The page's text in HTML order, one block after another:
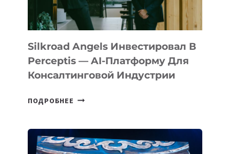
Silkroad Angels Инвестировал В
Perceptis — AI-Платформу Для
Консалтинговой Индустрии
ПОДРОБНЕЕ SILKROAD
В
PERCEPTIS